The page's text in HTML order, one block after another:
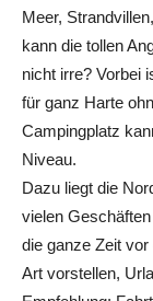
Meer,
kann die tollen
nicht irre? Vorbei
für ganz Harte
Campingplatz
Niveau.
Dazu liegt die
vielen
die ganze Zeit
Art vorstellen,